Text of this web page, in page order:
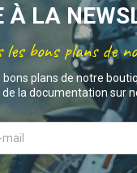
À LA
les bons plans de
bons plans de notre
la documentation sur